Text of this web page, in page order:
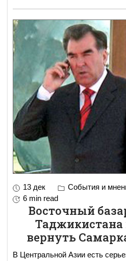
13 дек События и
6 min read
Восточный
Таджикистана
вернуть
В Центральной Азии есть